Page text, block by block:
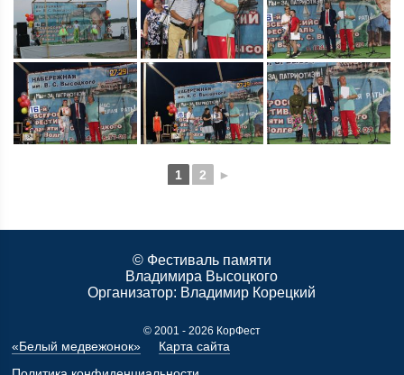
1 2 ►
© Фестиваль памяти
Владимира Высоцкого
Организатор: Владимир Корецкий
© 2001 - 2026 КорФест
«Белый медвежонок»
Карта сайта